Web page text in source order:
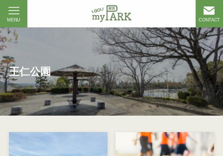
CONTACT
MENU
王仁公園